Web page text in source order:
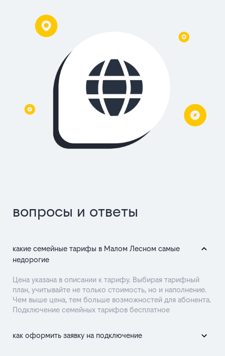
вопросы и ответы
какие семейные тарифы в Малом Лесном самые
недорогие
Цена указана в описании к тарифу. Выбирая тарифный
план, учитывайте не только стоимость, но и наполнение.
Чем выше цена, тем больше возможностей для абонента.
Подключение семейных тарифов бесплатное
как оформить заявку на подключение